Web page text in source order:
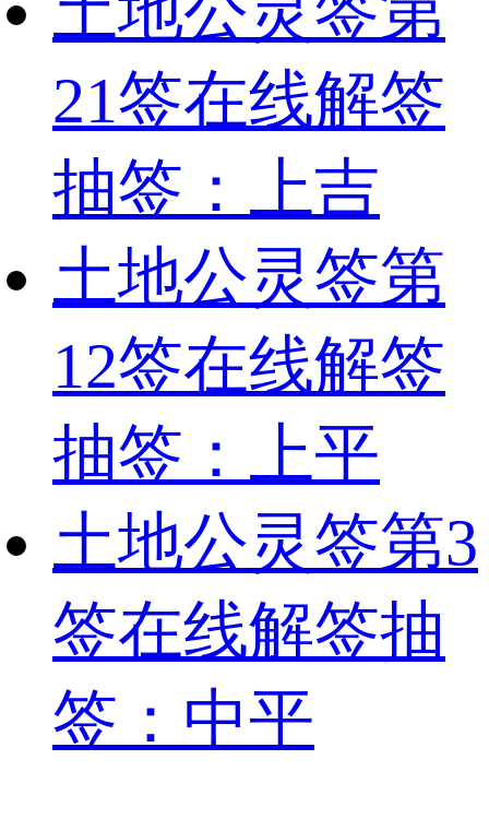
21签在线解签
抽签：上吉
土地公灵签第
12签在线解签
抽签：上平
土地公灵签第3
签在线解签抽
签：中平